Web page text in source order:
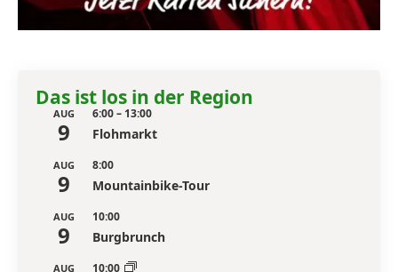
Das ist los in der Region
AUG
9
6:00– 13:00
Flohmarkt
AUG
9
8:00
Mountainbike-Tour
AUG
9
10:00
Burgbrunch
AUG 10:00